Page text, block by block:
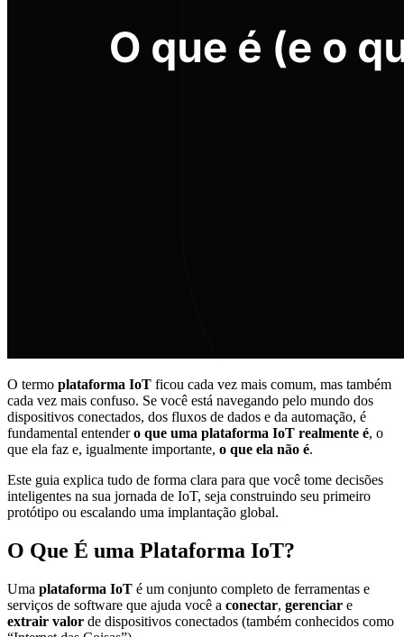
O termo plataforma IoT ficou cada vez mais comum, mas também
cada vez mais confuso. Se você está navegando pelo mundo dos
dispositivos conectados, dos fluxos de dados e da automação, é
fundamental entendero que uma plataforma IoT realmente é, o
que ela faz e, igualmente importante, o que ela não é.
Este guia explica tudo de forma clara para que você tome decisões
inteligentes na sua jornada de IoT, seja construindo seu primeiro
protótipo ou escalando uma implantação global.
O Que É uma Plataforma IoT?
Uma plataforma IoT é um conjunto completo de ferramentas e
serviços de software que ajuda você a conectar, gerenciar e
extrair valor de dispositivos conectados (também conhecidos como